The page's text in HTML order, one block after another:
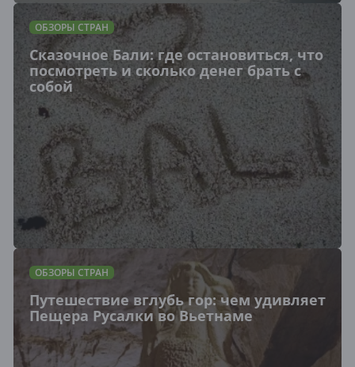
ОБЗОРЫ СТРАН
Сказочное Бали: где остановиться, что
посмотреть и сколько денег брать с
собой
ОБЗОРЫ СТРАН
Путешествие вглубь гор: чем удивляет
Пещера Русалки во Вьетнаме